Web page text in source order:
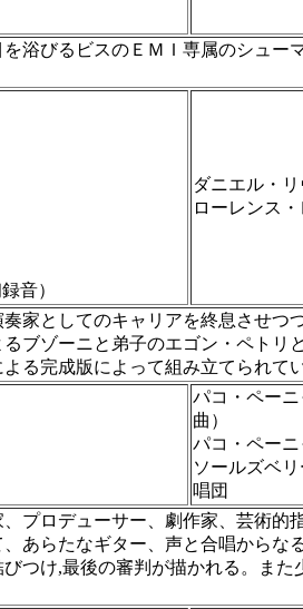
浴びるビスのＥＭＩ専属のシュー
ダニエル・リ
ローレンス・
家としてのキャリアを終息させつ
ブゾーニと弟子のエゴン・ペトリ
る完成版によって組み立てられてい
パコ・ペー
曲）
パコ・ペー
ソールズベ
唱団
プロデューサー、劇作家、芸術的
あらたなギター、声と合唱からな
つけ,最後の審判が描かれる。また